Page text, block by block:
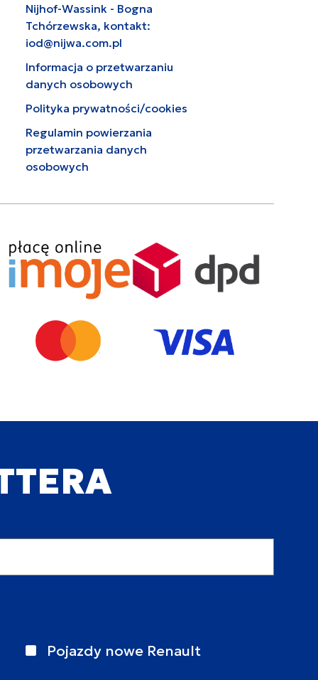
Nijhof-Wassink - Bogna
Tchórzewska, kontakt:
iod@nijwa.com.pl
Informacja o przetwarzaniu
danych osobowych
Polityka prywatności/cookies
Regulamin powierzania
przetwarzania danych
osobowych
Pojazdy nowe Renault